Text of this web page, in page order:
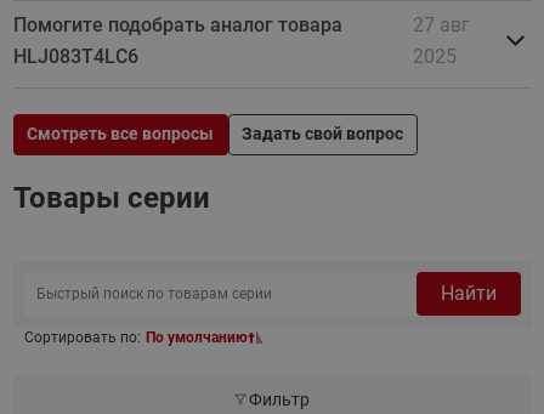
Помогите подобрать аналог товара
HLJ083T4LC6
27 авг
2025
Смотреть все вопросы Задать свой вопрос
Товары серии
Найти
Сортировать по: По умолчанию
Фильтр